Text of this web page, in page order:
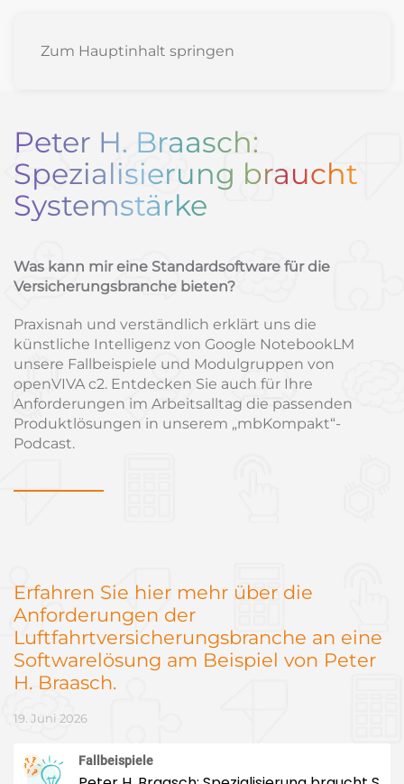
Zum Hauptinhalt springen
Peter H. Braasch:
Spezialisierung braucht
Systemstärke
Was kann mir eine Standardsoftware für die
Versicherungsbranche bieten?
Praxisnah und verständlich erklärt uns die
künstliche Intelligenz von Google NotebookLM
unsere Fallbeispiele und Modulgruppen von
openVIVA c2. Entdecken Sie auch für Ihre
Anforderungen im Arbeitsalltag die passenden
Produktlösungen in unserem „mbKompakt“-
Podcast.
Erfahren Sie hier mehr über die
Anforderungen der
Luftfahrtversicherungsbranche an eine
Softwarelösung am Beispiel von Peter
H. Braasch.
19. Juni 2026
Fallbeispiele